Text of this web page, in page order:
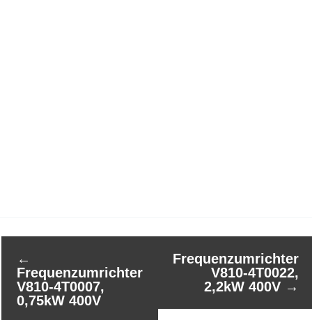
←
Frequenzumrichter
V810-4T0007,
0,75kW 400V
Frequenzumrichter
V810-4T0022,
2,2kW 400V →